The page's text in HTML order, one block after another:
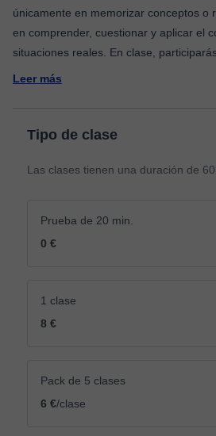
únicamente en memorizar conceptos o
en comprender, cuestionar y aplicar el
situaciones reales. En clase,
Leer más
Tipo de clase
Las clases tienen una duración de
Prueba de 20 min.
0 €
1 clase
8 €
Pack de 5 clases
6 €/clase